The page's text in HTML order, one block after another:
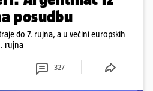
posudbu
do 7. rujna, a u većini europskih
rujna
327